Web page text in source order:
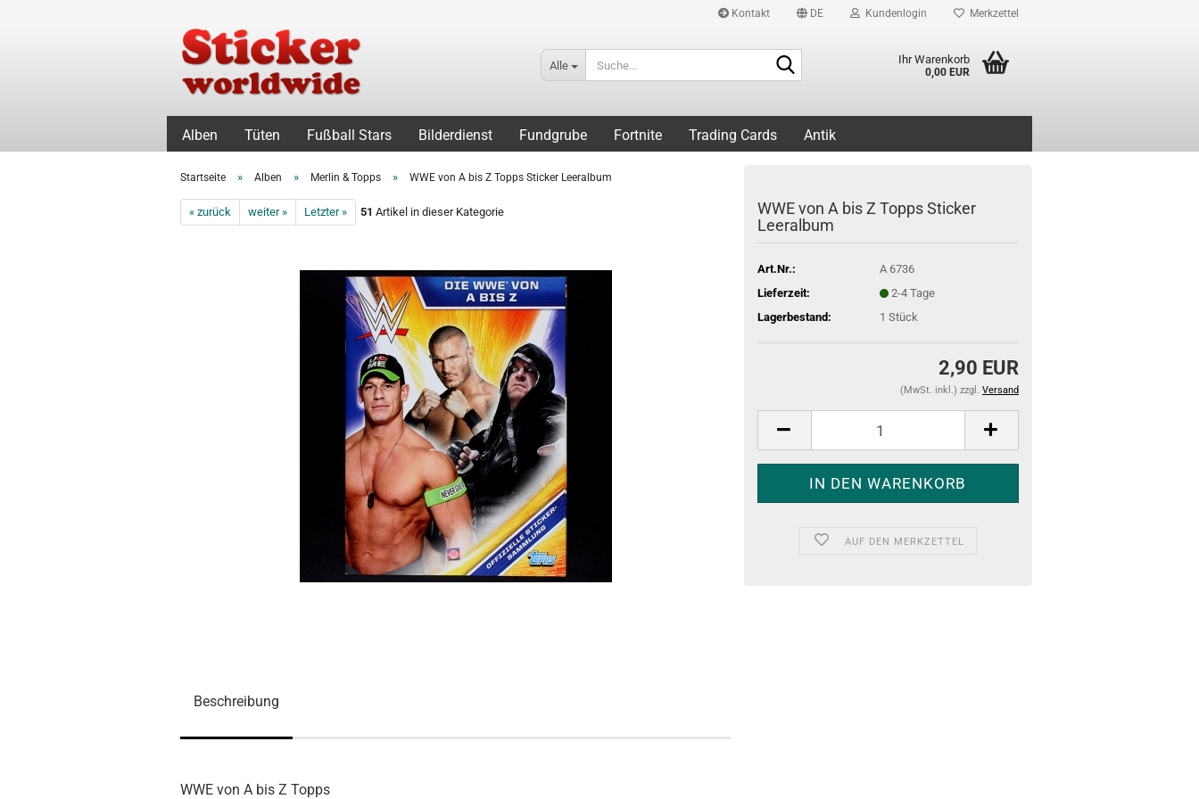
Kontakt DE Kundenlogin Merkzettel
Alle Ihr Warenkorb
0,00 EUR
Alben Tüten Fußball Stars Bilderdienst Fundgrube Fortnite Trading Cards Antik
Startseite » Alben » Merlin & Topps » WWE von A bis Z Topps Sticker Leeralbum
« zurück weiter » Letzter » 51 Artikel in dieser Kategorie
WWE von A bis Z Topps Sticker
Leeralbum
Art.Nr.:
A 6736
Lieferzeit:
2-4 Tage
Lagerbestand:
1 Stück
2,90 EUR
(MwSt. inkl.) zzgl. Versand
AUF DEN MERKZETTEL
Beschreibung
WWE von A bis Z Topps